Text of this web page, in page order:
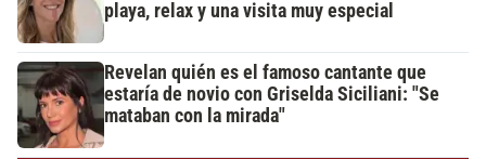
playa, relax y una visita muy especial
Revelan quién es el famoso cantante que
estaría de novio con Griselda Siciliani: "Se
mataban con la mirada"